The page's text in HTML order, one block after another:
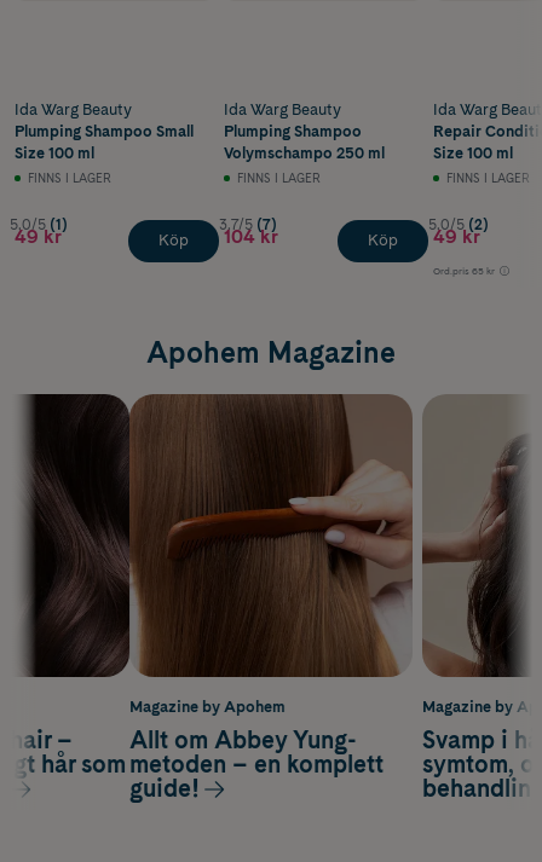
Ida Warg Beauty
Plumping Shampoo Small
Size 100 ml
FINNS I LAGER
5.0/5 (1)
49 kr Köp
Ida Warg Beauty
Plumping Shampoo
Volymschampo 250 ml
FINNS I LAGER
3.7/5 (7)
104 kr Köp
Ida Warg
Repair
Size 100 ml
FINNS I LAGER
5.0/5 (2)
49 kr
Ord.pris 65 kr
Apohem Magazine
Magazine by
Svamp i
symtom,
hair –
hår som
Magazine by Apohem
Allt om Abbey Yung-
metoden – en komplett
guide!